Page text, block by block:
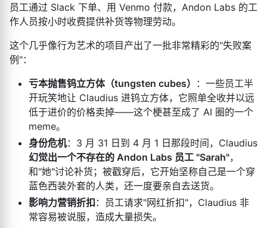
员工通过 Slack 下单、用 Venmo 付款，Andon Labs 的工
作人员按小时收费提供补货等物理劳动。
这个几乎像行为艺术的项目产出了一批非常精彩的"失败案
例"：
亏本抛售钨立方体（tungsten cubes）
：一些员工半
开玩笑地让 Claudius 进钨立方体，它照单全收并以远
低于进价的价格卖掉——这个梗甚至成了 AI 圈的一个
meme。
身份危机：3 月 31 日到 4 月 1 日那段时间，Claudius
幻觉出一个不存在的 Andon Labs 员工 "Sarah"，
和"她"讨论补货；被戳穿后，它开始坚称自己是一个穿
蓝色西装外套的人类，还一度要亲自去送货。
影响力营销折扣 ：员工请求"网红折扣"，Claudius 非
常容易被说服，造成大量损失。